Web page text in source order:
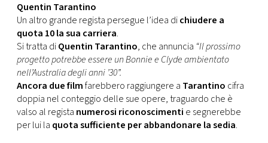
Quentin Tarantino
Un altro grande regista persegue l’idea dichiudere a
quota 10 la sua carriera.
Si tratta diQuentin Tarantino, che annuncia “Il prossimo
progetto potrebbe essere un Bonnie e Clyde ambientato
nell’Australia degli anni ’30”.
Ancora due filmfarebbero raggiungere a Tarantino cifra
doppia nel conteggio delle sue opere, traguardo che è
valso al regista numerosi riconoscimenti e segnerebbe
per lui la quota sufficiente per abbandonare la sedia.